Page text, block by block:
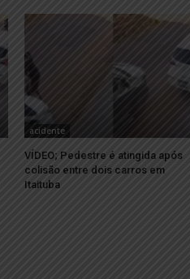
acidente
VÍDEO; Pedestre é atingida após
colisão entre dois carros em
Itaituba